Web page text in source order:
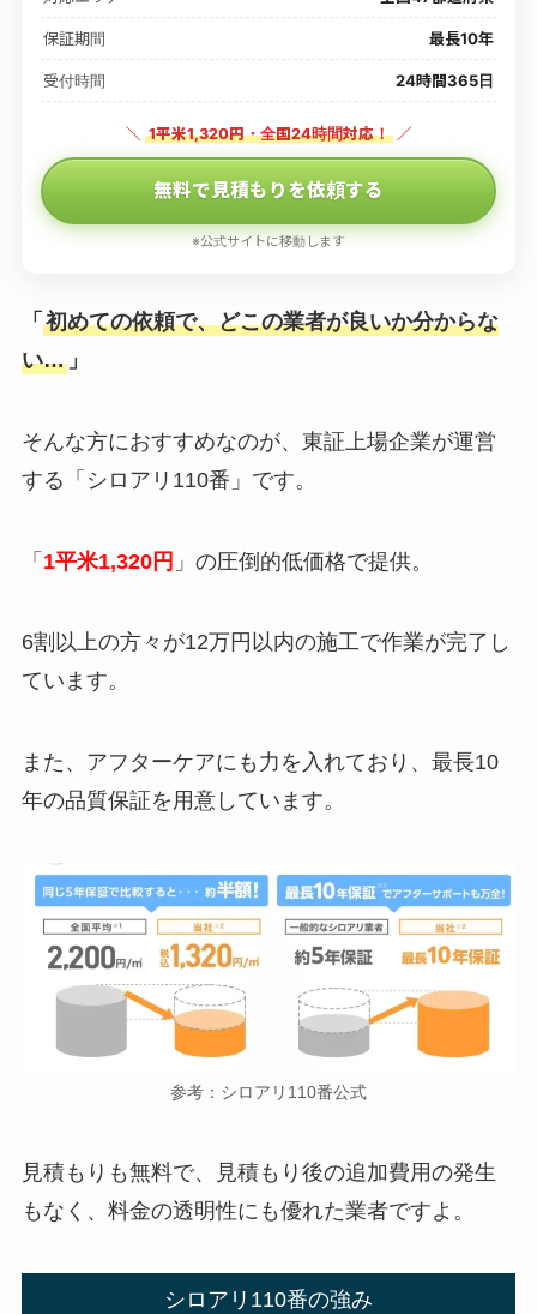
保証期間 最長10年
受付時間 24時間365日
＼ 1平米1,320円・全国24時間対応！ ／
無料で見積もりを依頼する
※公式サイトに移動します
「 初めての依頼で、どこの業者が良いか分からな
い…」
そんな方におすすめなのが、東証上場企業が運営
する「シロアリ110番」です。
「 1平米1,320円 」の圧倒的低価格で提供。
6割以上の方々が12万円以内の施工で作業が完了し
ています。
また、アフターケアにも力を入れており、最長10
年の品質保証を用意しています。
参考：シロアリ110番公式
見積もりも無料で、見積もり後の追加費用の発生
もなく、料金の透明性にも優れた業者ですよ。
シロアリ110番の強み